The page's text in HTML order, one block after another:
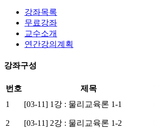
강좌목록
무료강좌
교수소개
연간강의계획
강좌구성
번호 제목
1
[03-11] 1강 : 물리교육론 1-1
2 [03-11] 2강 : 물리교육론 1-2